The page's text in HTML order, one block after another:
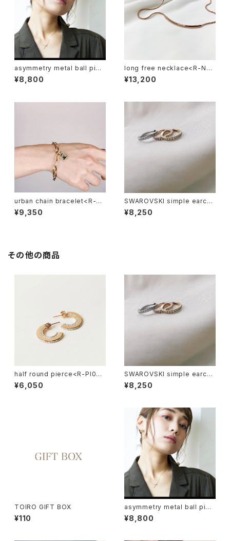
asymmetry metal ball pier
ce<R-PI059>
¥8,800
long free necklace<R-NE0
21>
¥13,200
urban chain bracelet<R-BR
031>
¥9,350
SWAROVSKI simple earcuf
f<R-CU001>
¥8,250
その他の商品
half round pierce<R-PI027
>
¥6,050
SWAROVSKI simple earcuf
f<R-CU001>
¥8,250
TOIRO GIFT BOX
¥110
asymmetry metal ball pier
ce<R-PI059>
¥8,800